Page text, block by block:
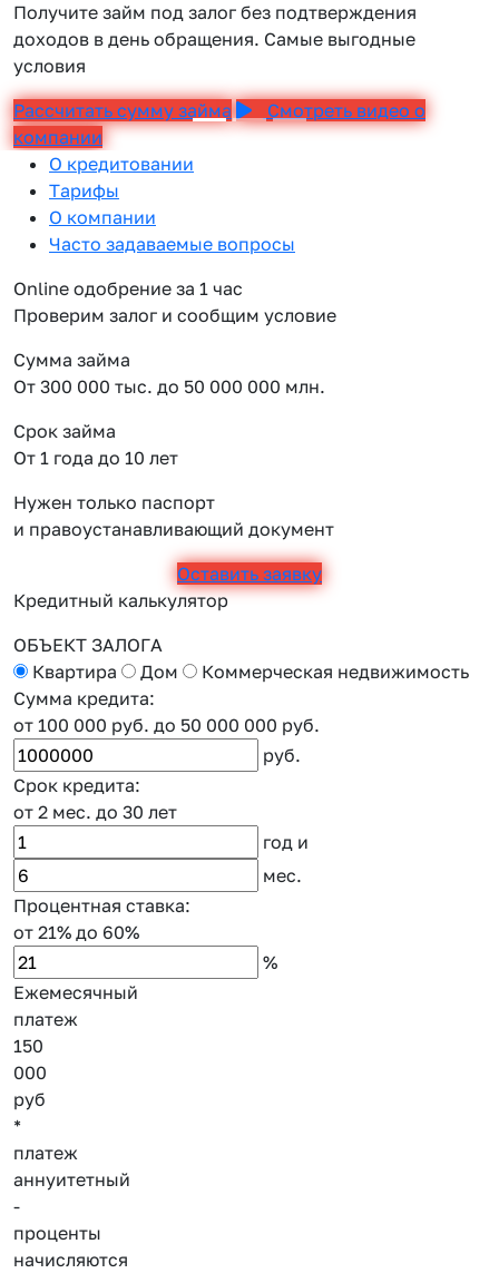
Получите займ под залог без подтверждения
доходов в день обращения. Самые выгодные
условия
Рассчитать сумму займа
Смотреть видео о
компании
О кредитовании
Тарифы
О компании
Часто задаваемые вопросы
Online одобрение за 1 час
Проверим залог и сообщим условие
Сумма займа
От 300 000 тыс. до 50 000 000 млн.
Срок займа
От 1 года до 10 лет
Нужен только паспорт
и правоустанавливающий документ
Оставить заявку
Кредитный калькулятор
ОБЪЕКТ ЗАЛОГА
Квартира
Дом
Коммерческая недвижимость
Сумма кредита:
от 100 000 руб. до 50 000 000 руб.
руб.
Срок кредита:
от 2 мес. до 30 лет
год и
мес.
Процентная ставка:
от 21% до 60%
%
Ежемесячный
платеж
150
000
руб
*
платеж
аннуитетный
-
проценты
начисляются